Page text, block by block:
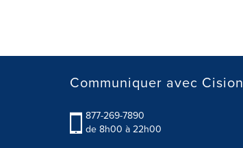
Communiquer avec Cision
877-269-7890
de 8h00 à 22h00